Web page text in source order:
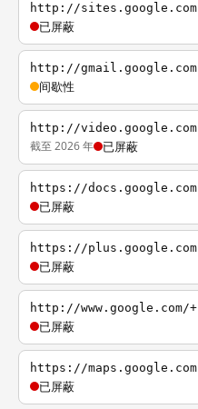
http://sites.google.com
已屏蔽
http://gmail.google.com
间歇性
http://video.google.com
截至 2026 年 已屏蔽
https://docs.google.com
已屏蔽
https://plus.google.com
已屏蔽
http://www.google.com/+
已屏蔽
https://maps.google.com
已屏蔽